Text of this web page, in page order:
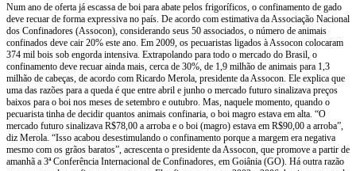
Num ano de oferta já escassa de boi para abate pelos frigoríficos, o confinamento de gado
deve recuar de forma expressiva no país. De acordo com estimativa da Associação Nacional
dos Confinadores (Assocon), considerando seus 50 associados, o número de animais
confinados deve cair 20% este ano. Em 2009, os pecuaristas ligados à Assocon colocaram
374 mil bois sob engorda intensiva. Extrapolando para todo o mercado do Brasil, o
confinamento deve recuar ainda mais, cerca de 30%, de 1,9 milhão de animais para 1,3
milhão de cabeças, de acordo com Ricardo Merola, presidente da Assocon. Ele explica que
uma das razões para a queda é que entre abril e junho o mercado futuro sinalizava preços
baixos para o boi nos meses de setembro e outubro. Mas, naquele momento, quando o
pecuarista tinha de decidir quantos animais confinaria, o boi magro estava em alta. “O
mercado futuro sinalizava R$78,00 a arroba e o boi (magro) estava em R$90,00 a arroba”,
diz Merola. “Isso acabou desestimulando o confinamento porque a margem era negativa
mesmo com os grãos baratos”, acrescenta o presidente da Assocon, que promove a partir de
amanhã a 3ª Conferência Internacional de Confinadores, em Goiânia (GO). Há outra razão